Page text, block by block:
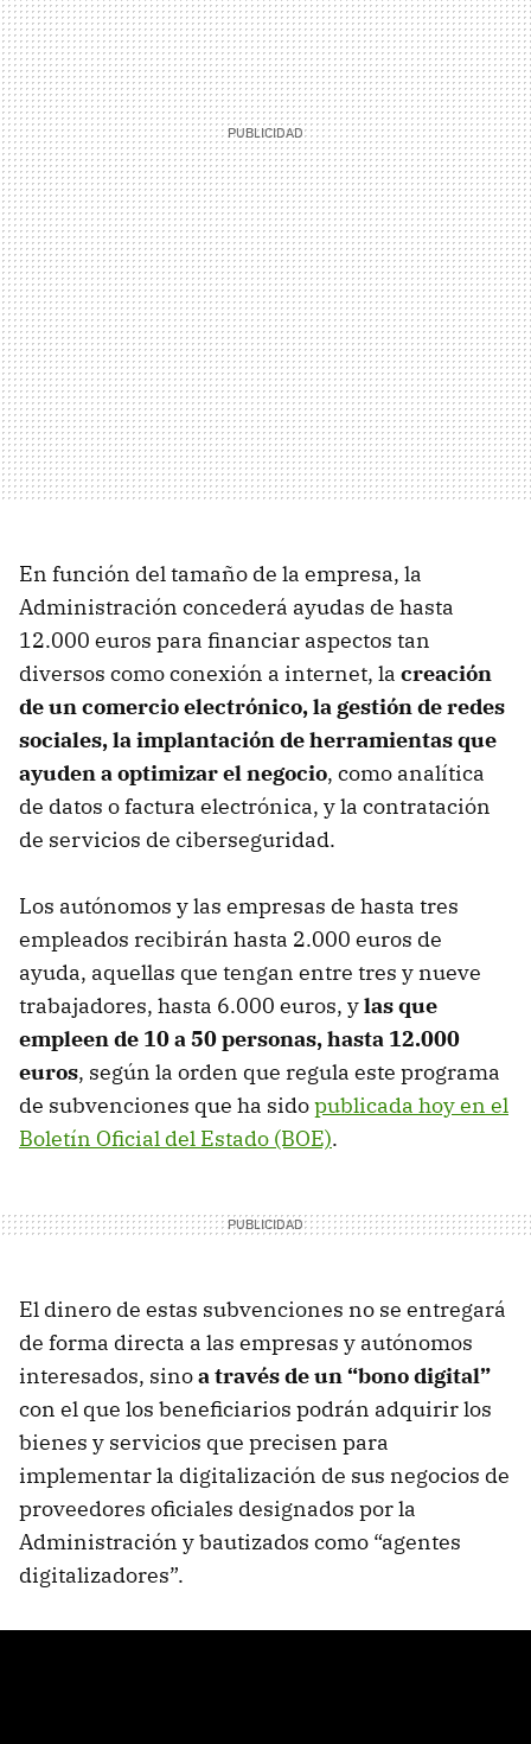
En función del tamaño de la empresa, la
Administración concederá ayudas de hasta
12.000 euros para financiar aspectos tan
diversos como conexión a internet, la creación
de un comercio electrónico, la gestión de redes
sociales, la implantación de herramientas que
ayuden a optimizar el negocio, como analítica
de datos o factura electrónica, y la contratación
de servicios de ciberseguridad.
Los autónomos y las empresas de hasta tres
empleados recibirán hasta 2.000 euros de
ayuda, aquellas que tengan entre tres y nueve
trabajadores, hasta 6.000 euros, ylas que
empleen de 10 a 50 personas, hasta 12.000
euros, según la orden que regula este programa
de subvenciones que ha sidopublicada hoy en el
Boletín Oficial del Estado (BOE).
El dinero de estas subvenciones no se entregará
de forma directa a las empresas y autónomos
interesados, sinoa través de un “bono digital”
con el que los beneficiarios podrán adquirir los
bienes y servicios que precisen para
implementar la digitalización de sus negocios de
proveedores oficiales designados por la
Administración y bautizados como “agentes
digitalizadores”.